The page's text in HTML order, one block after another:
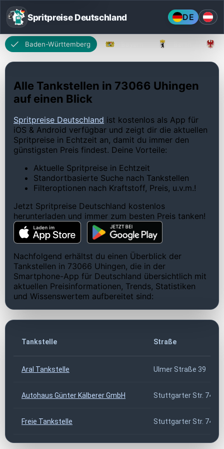
Spritpreise Deutschland DE
Baden-Württemberg
Alle Tankstellen in 73066 Uhingen
auf einen Blick
Spritpreise Deutschland ist kostenlos als App für
iOS & Android verfügbar und zeigt dir die aktuellen
Spritpreise in Echtzeit an, damit du immer den
günstigsten Preis findest. Deine Vorteile:
Aktuelle Spritpreise in Echtzeit
Standortbasierte Suche nach Tankstellen
Filteroptionen nach Kraftstoff, Preis, u.v.m.!
Jetzt Spritpreise Deutschland kostenlos
herunterladen und immer zum besten Preis tanken!
Nachfolgend erhältst du einen Überblick der
Tankstellen in 73066 Uhingen, die in der
Smartphone-App für Deutschland übersichtlich mit
aktuellen Preisinformationen, Trends, Statistiken
und Wissenswertem aufbereitet sind:
Tankstelle Straße
Aral Tankstelle Ulmer Straße 39
Autohaus Günter Kälberer GmbH Stuttgarter Str. 74
Freie Tankstelle Stuttgarter Str. 74